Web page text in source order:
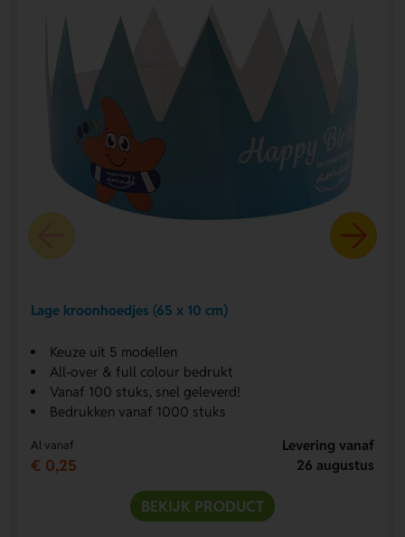
Lage kroonhoedjes (65 x 10 cm)
Keuze uit 5 modellen
All-over & full colour bedrukt
Vanaf 100 stuks, snel geleverd!
Bedrukken vanaf 1000 stuks
Al vanaf
€ 0,25
Levering vanaf
26 augustus
BEKIJK PRODUCT